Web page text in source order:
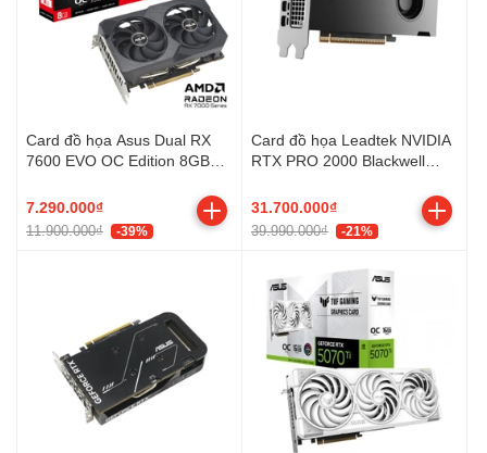
Card đồ họa Asus Dual RX
7600 EVO OC Edition 8GB
7.290.000₫
11.900.000₫ -39%
Card đồ họa Leadtek NVIDIA
RTX PRO 2000 Blackwell
31.700.000₫
39.990.000₫ -21%